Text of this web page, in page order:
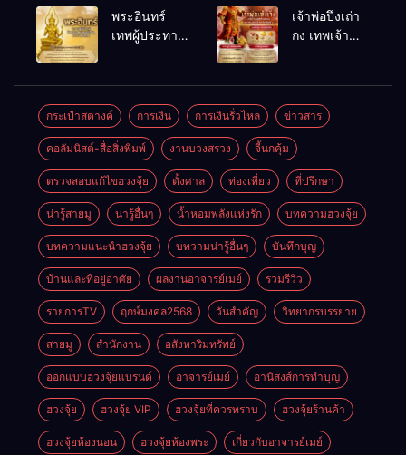
เคล็ดลับปรับ
ดวง ปรับร้าน
ให้ลูกค้าแน่น
พลังชีวิต
พระอินทร์
เทพผู้ประทาน
เจ้าพ่อปึงเถ่า
กง เทพเจ้า
กระเป๋าสตางค์ การเงิน การเงินรั่วไหล ข่าวสาร
คอลัมนิสต์-สื่อสิ่งพิมพ์ งานบวงสรวง จี้นกคุ้ม
ตรวจสอบแก้ไขฮวงจุ้ย ตั้งศาล ท่องเที่ยว ที่ปรึกษา
น่ารู้สายมู น่ารู้อื่นๆ น้ำหอมพลังแห่งรัก บทความฮวงจุ้ย
บทความแนะนำฮวงจุ้ย บทวามน่ารู้อื่นๆ บันทึกบุญ
บ้านและที่อยู่อาศัย ผลงานอาจารย์เมย์ รวมรีวิว
รายการTV ฤกษ์มงคล2568 วันสำคัญ วิทยากรบรรยาย
สายมู สำนักงาน อสังหาริมทรัพย์
ออกแบบฮวงจุ้ยแบรนด์ อาจารย์เมย์ อานิสงส์การทำบุญ
ฮวงจุ้ย ฮวงจุ้ย VIP ฮวงจุ้ยที่ควรทราบ ฮวงจุ้ยร้านค้า
ฮวงจุ้ยห้องนอน ฮวงจุ้ยห้องพระ เกี่ยวกับอาจารย์เมย์